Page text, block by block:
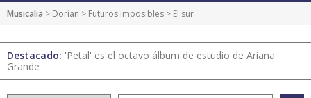
Musicalia > Dorian > Futuros imposibles > El sur
Destacado: 'Petal' es el octavo álbum de estudio de Ariana
Grande